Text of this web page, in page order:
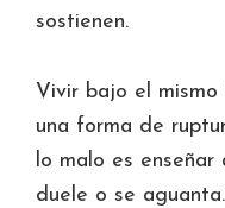
sostienen.
Vivir bajo el mismo
una forma de
lo malo es
duele o se